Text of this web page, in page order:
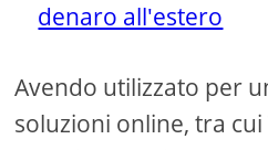
denaro all'estero
Avendo utilizzato per
soluzioni online, tra